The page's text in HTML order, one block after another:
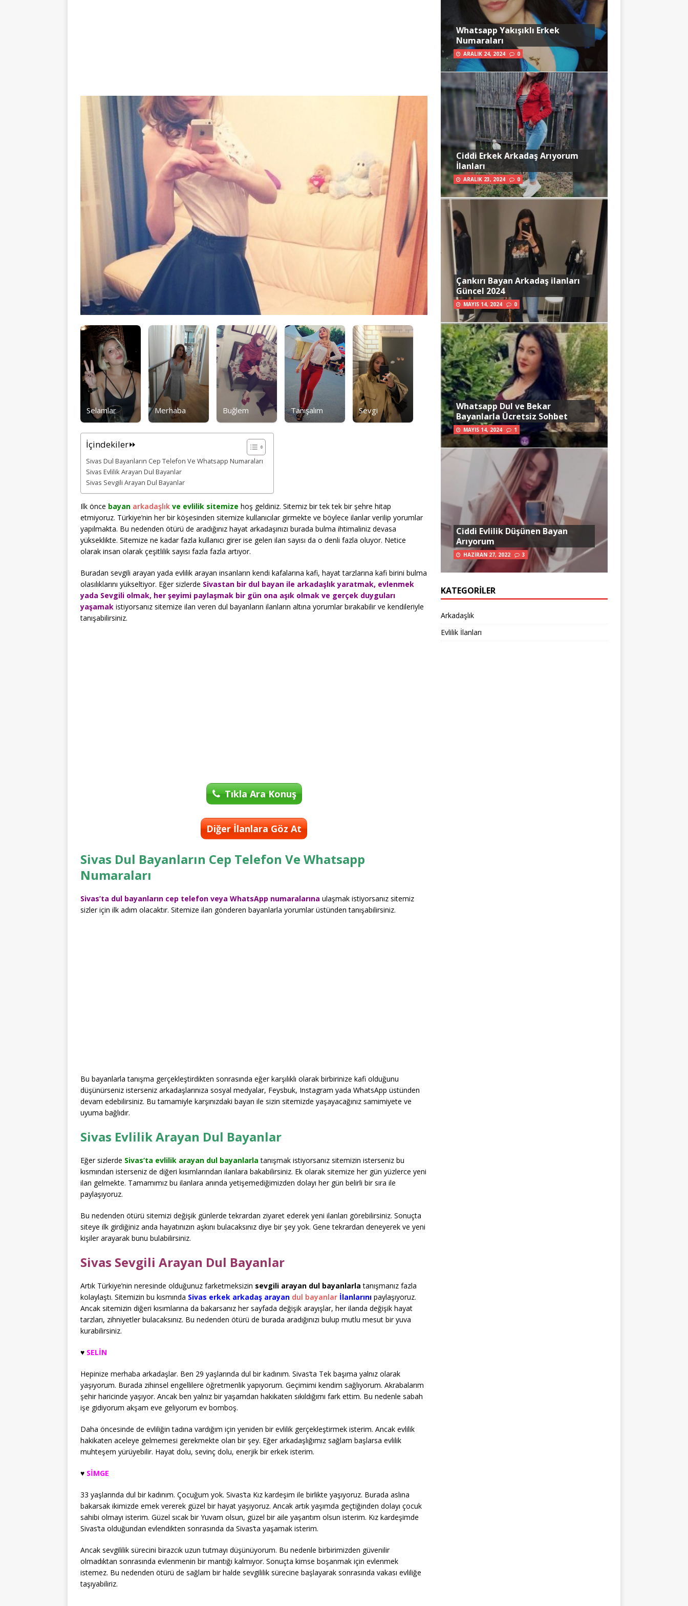
Selamlar Merhaba Buğlem Tanışalım Sevgi
İçindekiler⏩
Sivas Dul Bayanların Cep Telefon Ve Whatsapp Numaraları
Sivas Evlilik Arayan Dul Bayanlar
Sivas Sevgili Arayan Dul Bayanlar
Ilk önce bayan arkadaşlık ve evlilik sitemize hoş geldiniz. Sitemiz bir tek tek bir şehre hitap
etmiyoruz. Türkiye’nin her bir köşesinden sitemize kullanıcılar girmekte ve böylece ilanlar verilip yorumlar
yapılmakta. Bu nedenden ötürü de aradığınız hayat arkadaşınızı burada bulma ihtimaliniz devasa
yükseklikte. Sitemize ne kadar fazla kullanıcı girer ise gelen ilan sayısı da o denli fazla oluyor. Netice
olarak insan olarak çeşitlilik sayısı fazla fazla artıyor.
Buradan sevgili arayan yada evlilik arayan insanların kendi kafalarına kafi, hayat tarzlarına kafi birini bulma
olasılıklarını yükseltiyor. Eğer sizlerde Sivastan bir dul bayan ile arkadaşlık yaratmak, evlenmek
yada Sevgili olmak, her şeyimi paylaşmak bir gün ona aşık olmak ve gerçek duyguları
yaşamak istiyorsanız sitemize ilan veren dul bayanların ilanların altına yorumlar bırakabilir ve kendileriyle
tanışabilirsiniz.
Tıkla Ara Konuş
Diğer İlanlara Göz At
Sivas Dul Bayanların Cep Telefon Ve Whatsapp
Numaraları
Sivas’ta dul bayanların cep telefon veya WhatsApp numaralarına ulaşmak istiyorsanız sitemiz
sizler için ilk adım olacaktır. Sitemize ilan gönderen bayanlarla yorumlar üstünden tanışabilirsiniz.
Bu bayanlarla tanışma gerçekleştirdikten sonrasında eğer karşılıklı olarak birbirinize kafi olduğunu
düşünürseniz isterseniz arkadaşlarınıza sosyal medyalar, Feysbuk, Instagram yada WhatsApp üstünden
devam edebilirsiniz. Bu tamamiyle karşınızdaki bayan ile sizin sitemizde yaşayacağınız samimiyete ve
uyuma bağlıdır.
Sivas Evlilik Arayan Dul Bayanlar
Eğer sizlerde Sivas’ta evlilik arayan dul bayanlarla tanışmak istiyorsanız sitemizin isterseniz bu
kısmından isterseniz de diğeri kısımlarından ilanlara bakabilirsiniz. Ek olarak sitemize her gün yüzlerce yeni
ilan gelmekte. Tamamımız bu ilanlara anında yetişemediğimizden dolayı her gün belirli bir sıra ile
paylaşıyoruz.
Bu nedenden ötürü sitemizi değişik günlerde tekrardan ziyaret ederek yeni ilanları görebilirsiniz. Sonuçta
siteye ilk girdiğiniz anda hayatınızın aşkını bulacaksınız diye bir şey yok. Gene tekrardan deneyerek ve yeni
kişiler arayarak bunu bulabilirsiniz.
Sivas Sevgili Arayan Dul Bayanlar
Artık Türkiye’nin neresinde olduğunuz farketmeksizin sevgili arayan dul bayanlarla tanışmanız fazla
kolaylaştı. Sitemizin bu kısmında Sivas erkek arkadaş arayan dul bayanlar İlanlarını paylaşıyoruz.
Ancak sitemizin diğeri kısımlarına da bakarsanız her sayfada değişik arayışlar, her ilanda değişik hayat
tarzları, zihniyetler bulacaksınız. Bu nedenden ötürü de burada aradığınızı bulup mutlu mesut bir yuva
kurabilirsiniz.
♥️ SELİN
Hepinize merhaba arkadaşlar. Ben 29 yaşlarında dul bir kadınım. Sivas’ta Tek başıma yalnız olarak
yaşıyorum. Burada zihinsel engellilere öğretmenlik yapıyorum. Geçimimi kendim sağlıyorum. Akrabalarım
şehir haricinde yaşıyor. Ancak ben yalnız bir yaşamdan hakikaten sıkıldığımı fark ettim. Bu nedenle sabah
işe gidiyorum akşam eve geliyorum ev bomboş.
Daha öncesinde de evliliğin tadına vardığım için yeniden bir evlilik gerçekleştirmek isterim. Ancak evlilik
hakikaten aceleye gelmemesi gerekmekte olan bir şey. Eğer arkadaşlığımız sağlam başlarsa evlilik
muhteşem yürüyebilir. Hayat dolu, sevinç dolu, enerjik bir erkek isterim.
♥️ SİMGE
33 yaşlarında dul bir kadınım. Çocuğum yok. Sivas’ta Kız kardeşim ile birlikte yaşıyoruz. Burada aslına
bakarsak ikimizde emek vererek güzel bir hayat yaşıyoruz. Ancak artık yaşımda geçtiğinden dolayı çocuk
sahibi olmayı isterim. Güzel sıcak bir Yuvam olsun, güzel bir aile yaşantım olsun isterim. Kız kardeşimde
Sivas’ta olduğundan evlendikten sonrasında da Sivas’ta yaşamak isterim.
Ancak sevgililik sürecini birazcık uzun tutmayı düşünüyorum. Bu nedenle birbirimizden güvenilir
olmadıktan sonrasında evlenmenin bir mantığı kalmıyor. Sonuçta kimse boşanmak için evlenmek
istemez. Bu nedenden ötürü de sağlam bir halde sevgililik sürecine başlayarak sonrasında vakası evliliğe
taşıyabiliriz.
Whatsapp Yakışıklı Erkek
Numaraları
ARALIK 24, 2024 0
Ciddi Erkek Arkadaş Arıyorum
İlanları
ARALIK 23, 2024 0
Çankırı Bayan Arkadaş ilanları
Güncel 2024
MAYIS 14, 2024 0
Whatsapp Dul ve Bekar
Bayanlarla Ücretsiz Sohbet
MAYIS 14, 2024 1
Ciddi Evlilik Düşünen Bayan
Arıyorum
HAZIRAN 27, 2022 3
KATEGORILER
Arkadaşlık
Evlilik İlanları